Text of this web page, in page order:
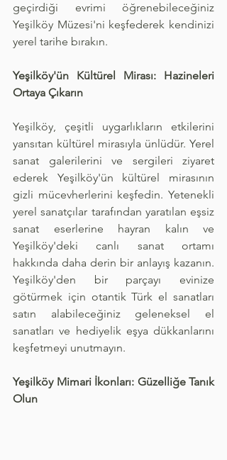
geçirdiği evrimi öğrenebileceğiniz
Yeşilköy Müzesi'ni keşfederek kendinizi
yerel tarihe bırakın.
Yeşilköy'ün Kültürel Mirası: Hazineleri
Ortaya Çıkarın
Yeşilköy, çeşitli uygarlıkların etkilerini
yansıtan kültürel mirasıyla ünlüdür. Yerel
sanat galerilerini ve sergileri ziyaret
ederek Yeşilköy'ün kültürel mirasının
gizli mücevherlerini keşfedin. Yetenekli
yerel sanatçılar tarafından yaratılan eşsiz
sanat eserlerine hayran kalın ve
Yeşilköy'deki canlı sanat ortamı
hakkında daha derin bir anlayış kazanın.
Yeşilköy'den bir parçayı evinize
götürmek için otantik Türk el sanatları
satın alabileceğiniz geleneksel el
sanatları ve hediyelik eşya dükkanlarını
keşfetmeyi unutmayın.
Yeşilköy Mimari İkonları: Güzelliğe Tanık
Olun